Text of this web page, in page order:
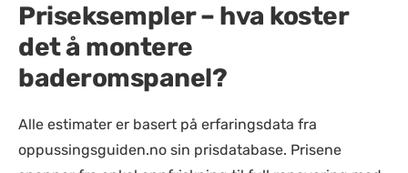
Priseksempler – hva koster
det å montere
baderomspanel?
Alle estimater er basert på erfaringsdata fra
oppussingsguiden.no sin prisdatabase. Prisene